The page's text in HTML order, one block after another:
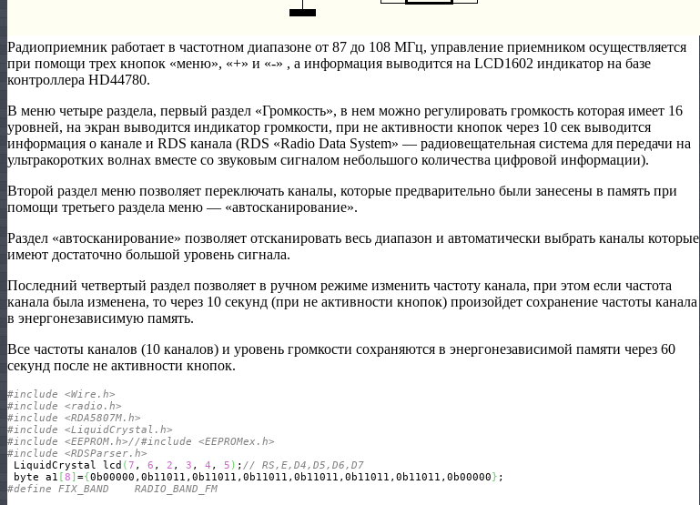
Радиоприемник работает в частотном диапазоне от 87 до 108 МГц, управление приемником осуществляется
при помощи трех кнопок «меню», «+» и «-» , а информация выводится на LCD1602 индикатор на базе
контроллера HD44780.
В меню четыре раздела, первый раздел «Громкость», в нем можно регулировать громкость которая имеет 16
уровней, на экран выводится индикатор громкости, при не активности кнопок через 10 сек выводится
информация о канале и RDS канала (RDS «Radio Data System» — радиовещательная система для передачи на
ультракоротких волнах вместе со звуковым сигналом небольшого количества цифровой информации).
Второй раздел меню позволяет переключать каналы, которые предварительно были занесены в память при
помощи третьего раздела меню — «автосканирование».
Раздел «автосканирование» позволяет отсканировать весь диапазон и автоматически выбрать каналы которые
имеют достаточно большой уровень сигнала.
Последний четвертый раздел позволяет в ручном режиме изменить частоту канала, при этом если частота
канала была изменена, то через 10 секунд (при не активности кнопок) произойдет сохранение частоты канала
в энергонезависимую память.
Все частоты каналов (10 каналов) и уровень громкости сохраняются в энергонезависимой памяти через 60
секунд после не активности кнопок.
#include <Wire.h>
#include <radio.h>
#include <RDA5807M.h>
#include <LiquidCrystal.h>
#include <EEPROM.h>//#include <EEPROMex.h>
#include <RDSParser.h>
LiquidCrystal lcd (7 , 6 , 2 , 3 , 4 , 5 ) ; // RS,E,D4,D5,D6,D7
byte a1 [8 ] ={0b00000,0b11011,0b11011,0b11011,0b11011,0b11011,0b11011,0b00000}
#define FIX_BAND    RADIO_BAND_FM